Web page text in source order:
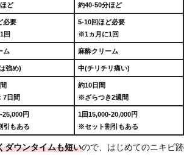
ど 約40-50分ほど
必要
回
5-10回ほど必要
※1ヵ月に1回
ム 麻酔クリーム
強め) 中(チリチリ痛い)
7日間
約10日間
※ざらつき2週間
25,000円
引もある
1回15,000-20,000円
※セット割引もある
ダウンタイムも短いので、はじめてのニキビ跡